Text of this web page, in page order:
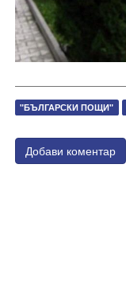
​"БЪЛГАРСКИ ПОЩИ"
Добави коментар